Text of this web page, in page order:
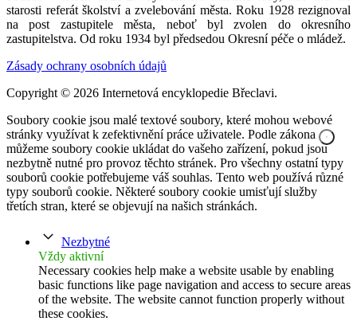
starosti referát školství a zvelebování města. Roku 1928 rezignoval
na post zastupitele města, neboť byl zvolen do okresního
zastupitelstva. Od roku 1934 byl předsedou Okresní péče o mládež.
Zásady ochrany osobních údajů
Copyright © 2026 Internetová encyklopedie Břeclavi.
Soubory cookie jsou malé textové soubory, které mohou webové
stránky využívat k zefektivnění práce uživatele. Podle zákona
můžeme soubory cookie ukládat do vašeho zařízení, pokud jsou
nezbytně nutné pro provoz těchto stránek. Pro všechny ostatní typy
souborů cookie potřebujeme váš souhlas. Tento web používá různé
typy souborů cookie. Některé soubory cookie umisťují služby
třetích stran, které se objevují na našich stránkách.
Nezbytné
Vždy aktivní
Necessary cookies help make a website usable by enabling
basic functions like page navigation and access to secure areas
of the website. The website cannot function properly without
these cookies.